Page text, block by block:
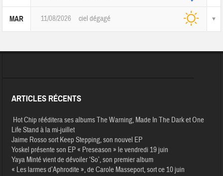
MAR 11/08/2026 ciel dégagé
ARTICLES RÉCENTS
Hot Chip rééditera ses albums The Warning, Made In The Dark et One
Life Stand à la mi-juillet
Jaime Rosso sort Keep Stepping, son nouvel EP
Yoskel présente son EP « Preseason » le vendredi 19 juin
Yaya Minté vient de dévoiler ‘So’, son premier album
« Les larmes d’Aphrodite », de Carole Masseport, sort ce 10 juin